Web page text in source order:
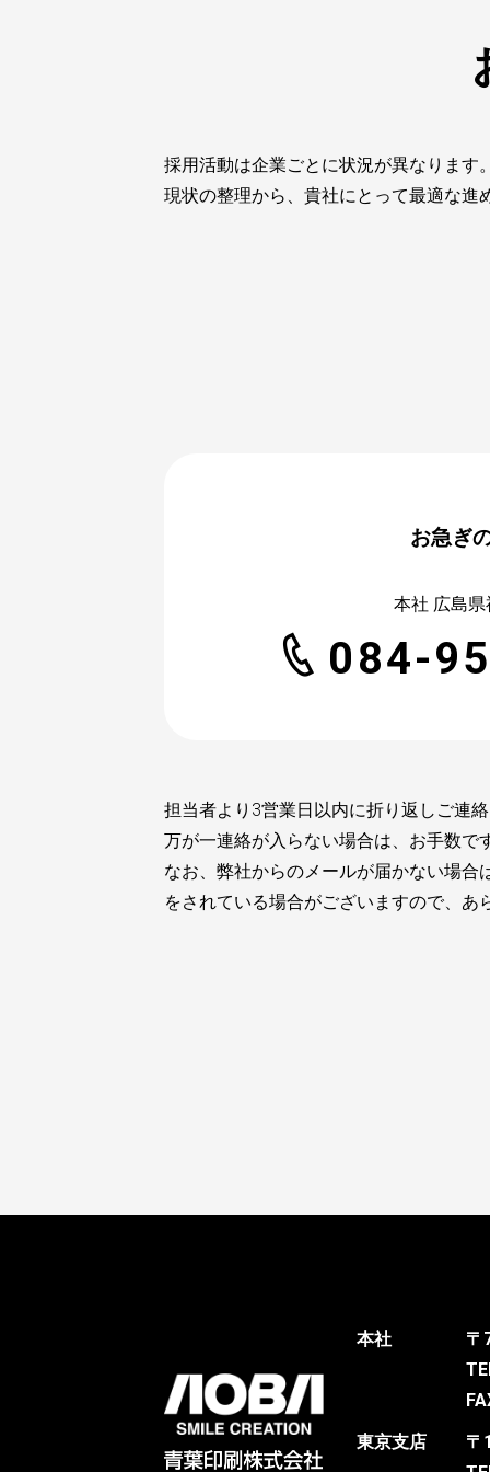
採用活動は企業ごとに状況が異なります
現状の整理から、貴社にとって最適な進
お急ぎ
本社 広島
084-
担当者より3営業日以内に折り返しご連
万が一連絡が入らない場合は、お手数で
なお、弊社からのメールが届かない場
をされている場合がございますので、
本社
〒
東京支店
〒